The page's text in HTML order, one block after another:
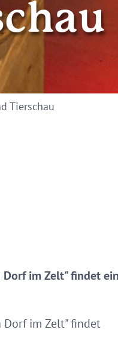
Tierschau
Dorf im Zelt" findet ein
Dorf im Zelt" findet